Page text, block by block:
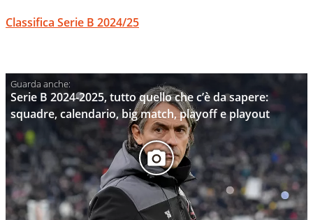
Classifica Serie B 2024/25
Serie B 2024-2025, tutto quello che c’è da sapere:
squadre, calendario, big match, playoff e playout